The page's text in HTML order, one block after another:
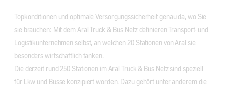
Topkonditionen und optimale Versorgungssicherheit genau da, wo Sie
sie brauchen: Mit dem Aral Truck & Bus Netz definieren Transport- und
Logistikunternehmen selbst, an welchen 20 Stationen von Aral sie
besonders wirtschaftlich tanken.
Die derzeit rund 250 Stationen im Aral Truck & Bus Netz sind speziell
für Lkw und Busse konzipiert worden. Dazu gehört unter anderem die